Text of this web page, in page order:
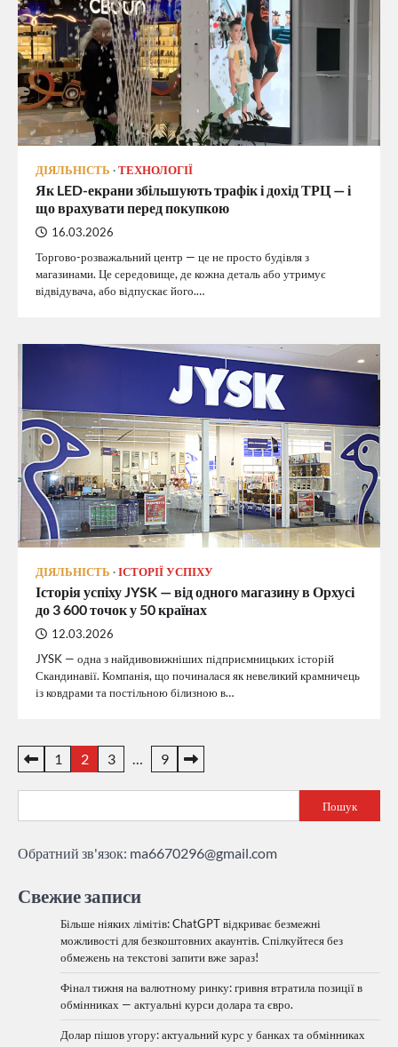
ДІЯЛЬНІСТЬ ТЕХНОЛОГІЇ
Як LED-екрани збільшують трафік і дохід ТРЦ — і
що врахувати перед покупкою
16.03.2026
Торгово-розважальний центр — це не просто будівля з
магазинами. Це середовище, де кожна деталь або утримує
відвідувача, або відпускає його.…
ДІЯЛЬНІСТЬ ІСТОРІЇ УСПІХУ
Історія успіху JYSK — від одного магазину в Орхусі
до 3 600 точок у 50 країнах
12.03.2026
JYSK — одна з найдивовижніших підприємницьких історій
Скандинавії. Компанія, що починалася як невеликий крамничець
із ковдрами та постільною білизною в…
Пагінація
записів
1 2 3 … 9
Пошук
Обратний зв'язок: ma6670296@gmail.com
Свежие записи
Більше ніяких лімітів: ChatGPT відкриває безмежні
можливості для безкоштовних акаунтів. Спілкуйтеся без
обмежень на текстові запити вже зараз!
Фінал тижня на валютному ринку: гривня втратила позиції в
обмінниках — актуальні курси долара та євро.
Долар пішов угору: актуальний курс у банках та обмінниках